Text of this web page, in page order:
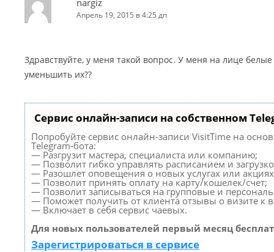
nargiz
Апрель 19, 2015 в 4:25 дп
Здравствуйте, у меня такой вопрос. У меня на лице
уменьшить их??
Сервис онлайн-записи на собственном
Попробуйте сервис онлайн-записи VisitTime на
Telegram-бота:
— Разгрузит мастера, специалиста или компанию;
— Позволит гибко управлять расписанием и
— Разошлет оповещения о новых услугах или
— Позволит принять оплату на карту/кошелек/счет;
— Позволит записываться на групповые и
— Поможет получить от клиента отзывы о визите к
— Включает в себя сервис чаевых.
Для новых пользователей первый месяц
Зарегистрироваться в сервисе